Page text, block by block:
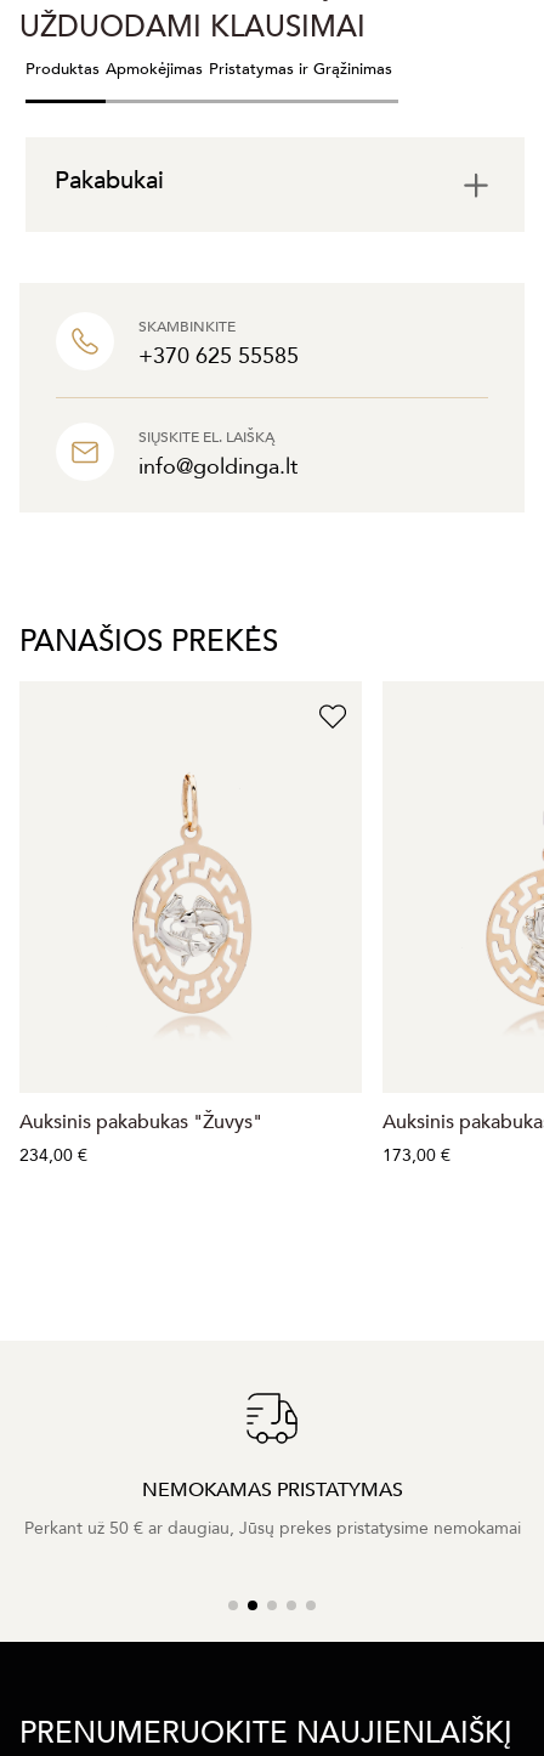
SKAMBINKITE
+370 625 55585
SIŲSKITE EL. LAIŠKĄ
info@goldinga.lt
UŽDUODAMI KLAUSIMAI
Produktas Apmokėjimas Pristatymas ir Grąžinimas
Pakabukai
PANAŠIOS PREKĖS
Auksinis pakabukas "Žuvys"
234,00 €
Auksinis
173,00 €
NEMOKAMAS PRISTATYMAS
Perkant už 50 € ar daugiau, Jūsų prekes pristatysime nemokamai
PRENUMERUOKITE NAUJIENLAIŠKĮ